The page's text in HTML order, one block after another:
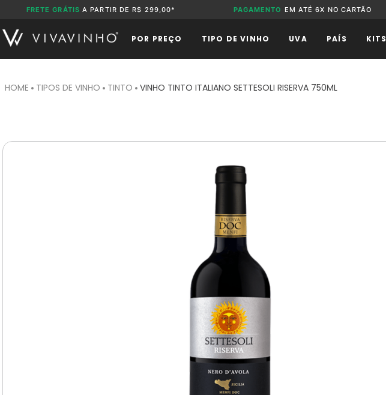
FRETE GRÁTIS A PARTIR DE R$ 299,00* PAGAMENTO EM ATÉ 6X NO CARTÃO
POR PREÇO TIPO DE VINHO UVA PAÍS KITS
TIPOS DE VINHO TINTO VINHO TINTO ITALIANO SETTESOLI RISERVA 750ML